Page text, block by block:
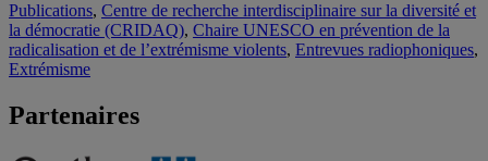
Publications, Centre de recherche interdisciplinaire sur la diversité et
la démocratie (CRIDAQ), Chaire UNESCO en prévention de la
radicalisation et de l’extrémisme violents, Entrevues radiophoniques,
Extrémisme
Partenaires